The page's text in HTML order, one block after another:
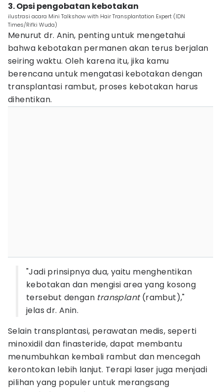
3. Opsi pengobatan kebotakan
ilustrasi acara Mini Talkshow with Hair Transplantation Expert (IDN
Times/Rifki Wuda)
Menurut dr. Anin, penting untuk mengetahui
bahwa kebotakan permanen akan terus berjalan
seiring waktu. Oleh karena itu, jika kamu
berencana untuk mengatasi kebotakan dengan
transplantasi rambut, proses kebotakan harus
dihentikan.
"Jadi prinsipnya dua, yaitu menghentikan
kebotakan dan mengisi area yang kosong
tersebut dengan transplant(rambut),"
jelas dr. Anin.
Selain transplantasi, perawatan medis, seperti
minoxidil dan finasteride, dapat membantu
menumbuhkan kembali rambut dan mencegah
kerontokan lebih lanjut. Terapi laser juga menjadi
pilihan yang populer untuk merangsang